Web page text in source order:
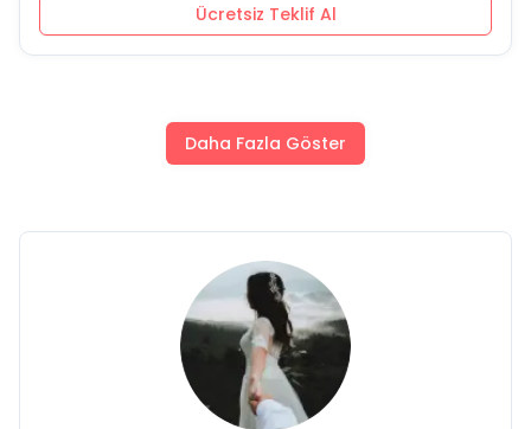
Ücretsiz Teklif Al
Daha Fazla Göster